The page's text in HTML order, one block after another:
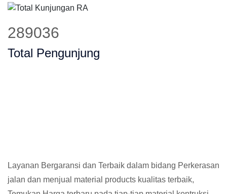
360484
Total Pengunjung
Layanan Bergaransi dan Terbaik dalam bidang Perkerasan
jalan dan menjual material products kualitas terbaik,